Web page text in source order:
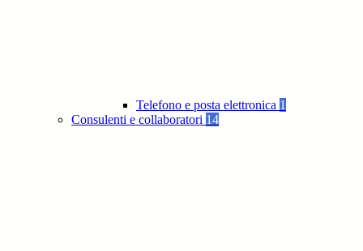
Telefono e posta elettronica 1
Consulenti e collaboratori 14